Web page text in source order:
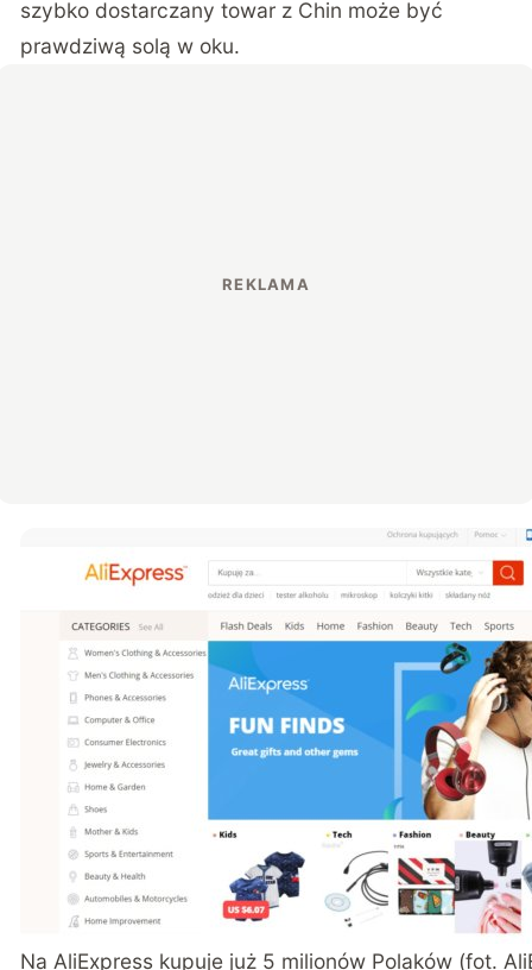
szybko dostarczany towar z Chin może być
prawdziwą solą w oku.
Na AliExpress kupuje już 5 milionów Polaków (fot.